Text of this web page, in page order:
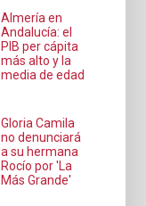
Almería en
Andalucía: el
PIB per cápita
más alto y la
media de edad
Gloria Camila
no denunciará
a su hermana
Rocío por 'La
Más Grande'